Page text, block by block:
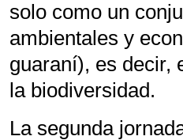
solo como un
ambientales y
guaraní), es decir,
la biodiversidad.
La segunda